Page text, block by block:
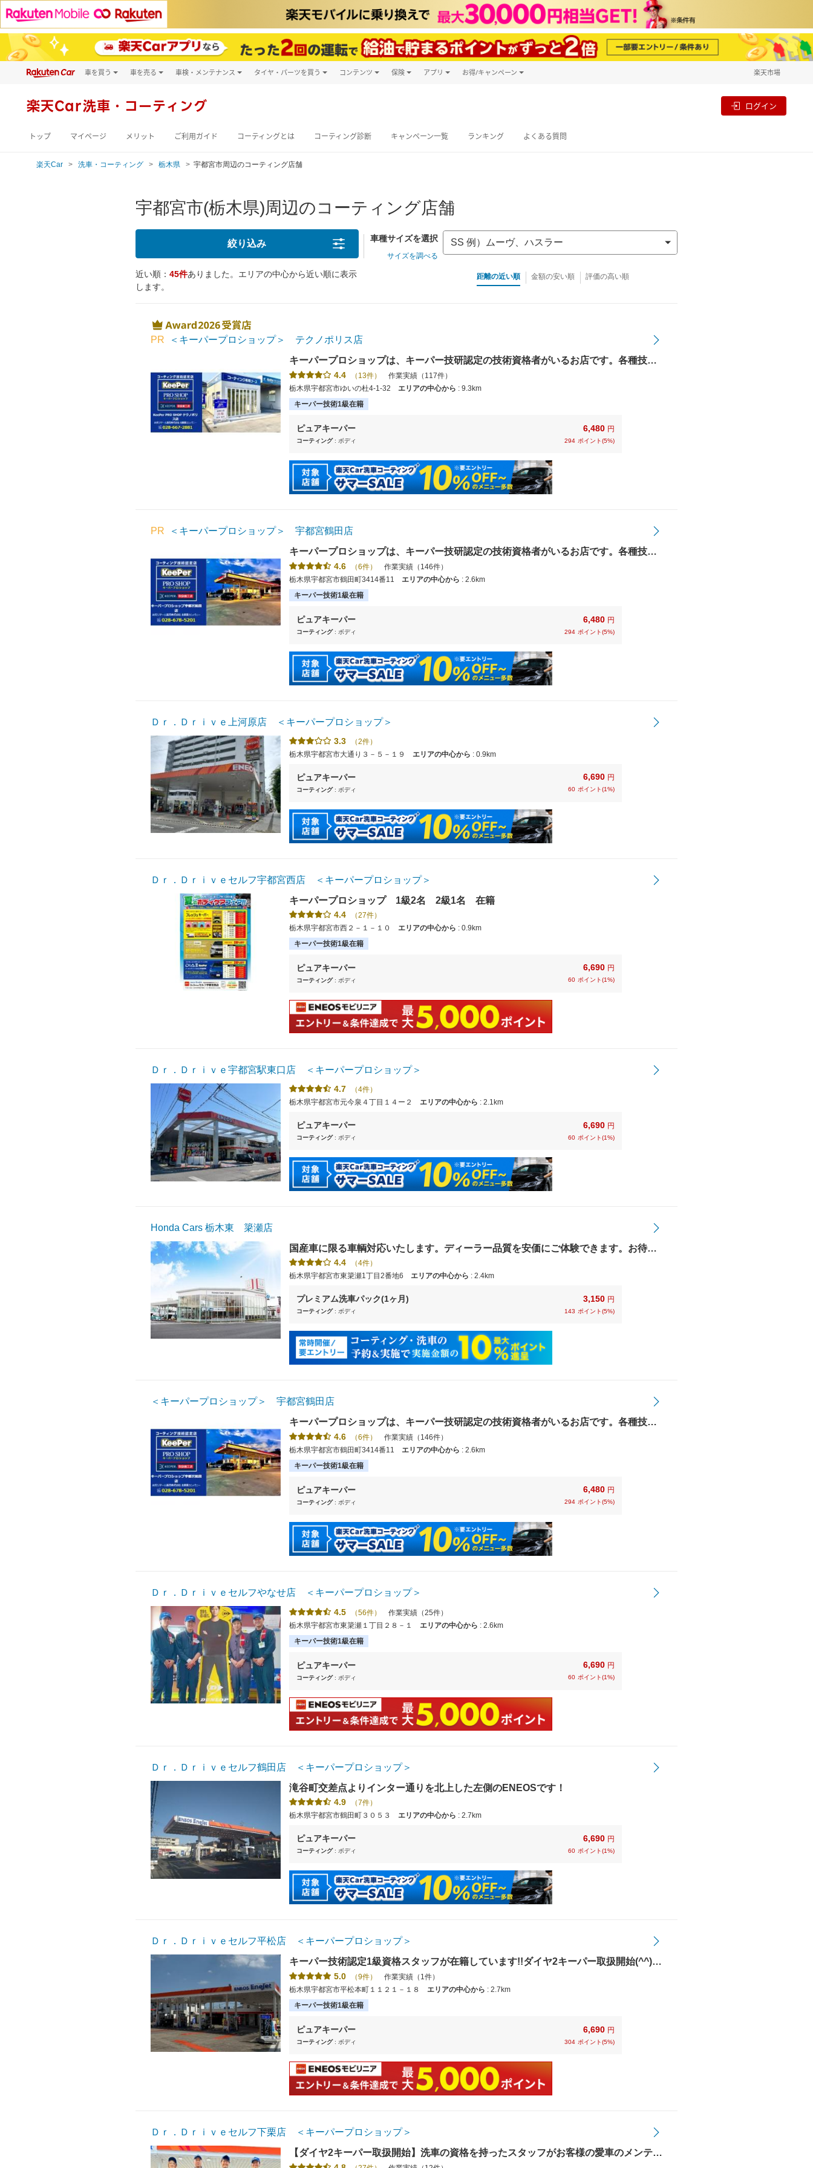
車を買う
新車
車を売る 車検・メンテナンス
キズ修理予約
洗車・コーティング予約
タイヤ・パーツを買う コンテンツ 保険 アプリ お得/キャンペーン 楽天市場
楽天Car洗車・コーティング ログイン
トップ マイページ メリット ご利用ガイド コーティングとは コーティング診断 キャンペーン一覧 ランキング よくある質問
楽天Car 洗車・コーティング 栃木県 宇都宮市周辺のコーティング店舗
宇都宮市(栃木県)周辺のコーティング店舗
絞り込み 車種サイズを選択
サイズを調べる
近い順： 45件ありました。エリアの中心から近い順に表示
します。
距離の近い順 金額の安い順 評価の高い順
PR
＜キーパープロショップ＞ テクノポリス店
キーパープロショップは、キーパー技研認定の技術資格者がいるお店です。各種技術
コンテスト入賞者も在籍しています。【使えます】クレジットカード、電子マネーも
ご利用可能です。
4.4 （13件）
作業実績（117件）
栃木県宇都宮市ゆいの杜4-1-32
エリアの中心から : 9.3km
キーパー技術1級在籍
ピュアキーパー
コーティング: ボディ
6,480 円
294 ポイント(5%)
PR
＜キーパープロショップ＞ 宇都宮鶴田店
キーパープロショップは、キーパー技研認定の技術資格者がいるお店です。各種技術
コンテスト入賞者も在籍しています。【使えます】クレジットカード、電子マネーも
ご利用可能です。
4.6 （6件）
作業実績（146件）
栃木県宇都宮市鶴田町3414番11
エリアの中心から : 2.6km
キーパー技術1級在籍
ピュアキーパー
コーティング: ボディ
6,480 円
294 ポイント(5%)
Ｄｒ．Ｄｒｉｖｅ上河原店 ＜キーパープロショップ＞
3.3
（2件）
栃木県宇都宮市大通り３－５－１９
エリアの中心から : 0.9km
ピュアキーパー
コーティング: ボディ
6,690 円
60 ポイント(1%)
Ｄｒ．Ｄｒｉｖｅセルフ宇都宮西店 ＜キーパープロショップ＞
キーパープロショップ 1級2名 2級1名 在籍
4.4
（27件）
栃木県宇都宮市西２－１－１０
エリアの中心から : 0.9km
キーパー技術1級在籍
ピュアキーパー
コーティング: ボディ
6,690 円
60 ポイント(1%)
Ｄｒ．Ｄｒｉｖｅ宇都宮駅東口店 ＜キーパープロショップ＞
4.7
（4件）
栃木県宇都宮市元今泉４丁目１４ー２
エリアの中心から : 2.1km
ピュアキーパー
コーティング: ボディ
6,690 円
60 ポイント(1%)
Honda Cars 栃木東 簗瀬店
国産車に限る車輌対応いたします。ディーラー品質を安価にご体験できます。お待ち
の間は店内にてサービスドリンクを飲みながらお待ちいただけます。【使えます】各
種電子マネー
4.4
（4件）
栃木県宇都宮市東簗瀬1丁目2番地6
エリアの中心から : 2.4km
プレミアム洗車パック(1ヶ月)
コーティング: ボディ
3,150 円
143 ポイント(5%)
＜キーパープロショップ＞ 宇都宮鶴田店
キーパープロショップは、キーパー技研認定の技術資格者がいるお店です。各種技術
コンテスト入賞者も在籍しています。【使えます】クレジットカード、電子マネーも
ご利用可能です。
4.6 （6件）
作業実績（146件）
栃木県宇都宮市鶴田町3414番11
エリアの中心から : 2.6km
キーパー技術1級在籍
ピュアキーパー
コーティング: ボディ
6,480 円
294 ポイント(5%)
Ｄｒ．Ｄｒｉｖｅセルフやなせ店 ＜キーパープロショップ＞
4.5 （56件）
作業実績（25件）
栃木県宇都宮市東簗瀬１丁目２８－１
エリアの中心から : 2.6km
キーパー技術1級在籍
ピュアキーパー
コーティング: ボディ
6,690 円
60 ポイント(1%)
Ｄｒ．Ｄｒｉｖｅセルフ鶴田店 ＜キーパープロショップ＞
滝谷町交差点よりインター通りを北上した左側のENEOSです！
4.9
（7件）
栃木県宇都宮市鶴田町３０５３
エリアの中心から : 2.7km
ピュアキーパー
コーティング: ボディ
6,690 円
60 ポイント(1%)
Ｄｒ．Ｄｒｉｖｅセルフ平松店 ＜キーパープロショップ＞
キーパー技術認定1級資格スタッフが在籍しています!!ダイヤ2キーパー取扱開始(^^)/
洗車の事なら何でもご相談ください！
5.0 （9件）
作業実績（1件）
栃木県宇都宮市平松本町１１２１－１８
エリアの中心から : 2.7km
キーパー技術1級在籍
ピュアキーパー
コーティング: ボディ
6,690 円
304 ポイント(5%)
Ｄｒ．Ｄｒｉｖｅセルフ下栗店 ＜キーパープロショップ＞
【ダイヤ2キーパー取扱開始】洗車の資格を持ったスタッフがお客様の愛車のメンテナ
ンスのお手伝いをさせていただきます！”キーパープロショップ 下栗”で検索！